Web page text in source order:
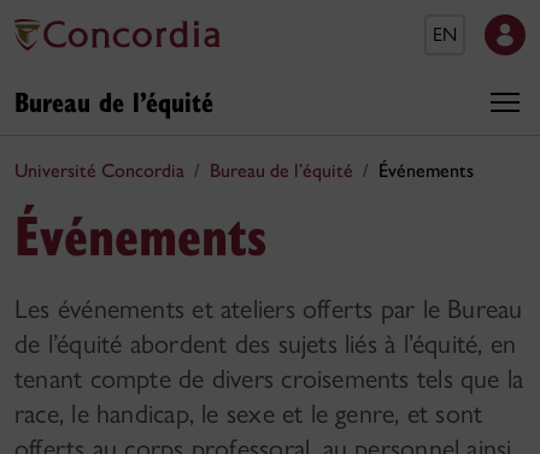
EN
Bureau de l’équité
Université Concordia Bureau de l’équité Événements
Événements
Les événements et ateliers offerts par le Bureau
de l’équité abordent des sujets liés à l’équité, en
tenant compte de divers croisements tels que la
race, le handicap, le sexe et le genre, et sont